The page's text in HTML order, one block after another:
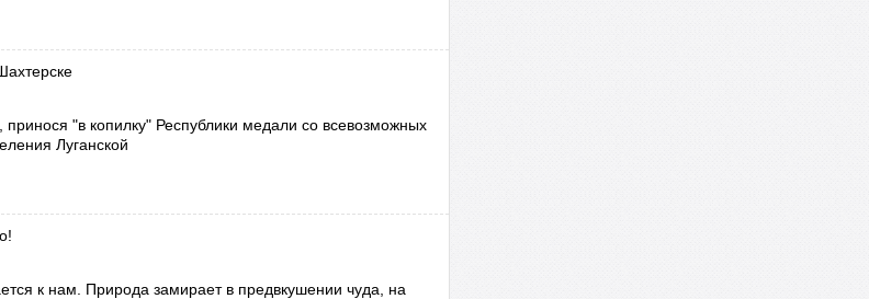
"в копилку" Республики медали со всевозможных
Луганской
к нам. Природа замирает в предвкушении чуда, на